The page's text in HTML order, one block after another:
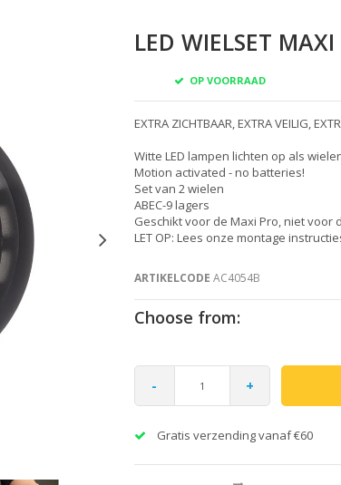
LED WIELSET
OP VOORRAAD
EXTRA ZICHTBAAR, EXTRA VEILIG,
Witte LED lampen lichten op als
Motion activated - no batteries!
Set van 2 wielen
ABEC-9 lagers
Geschikt voor de Maxi Pro, niet voor
LET OP: Lees onze montage
ARTIKELCODE AC4054B
Choose from:
- +
Gratis verzending vanaf €60